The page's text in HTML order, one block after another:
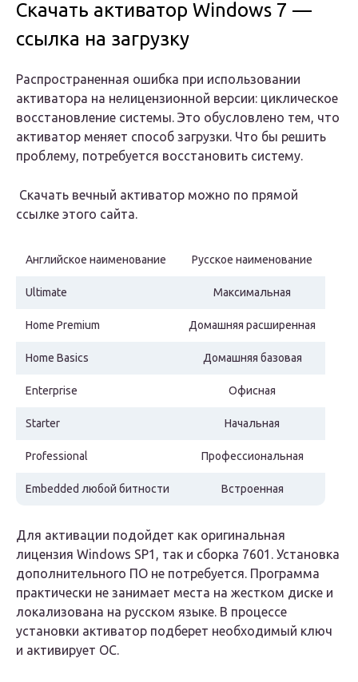
Скачать активатор Windows 7 —
ссылка на загрузку
Распространенная ошибка при использовании
активатора на нелицензионной версии: циклическое
восстановление системы. Это обусловлено тем, что
активатор меняет способ загрузки. Что бы решить
проблему, потребуется восстановить систему.
Скачать вечный активатор можно по прямой
ссылке этого сайта.
Английское наименование Русское наименование
Ultimate Максимальная
Home Premium Домашняя расширенная
Home Basics Домашняя базовая
Enterprise Офисная
Starter Начальная
Professional Профессиональная
Embedded любой битности Встроенная
Для активации подойдет как оригинальная
лицензия Windows SP1, так и сборка 7601. Установка
дополнительного ПО не потребуется. Программа
практически не занимает места на жестком диске и
локализована на русском языке. В процессе
установки активатор подберет необходимый ключ
и активирует ОС.